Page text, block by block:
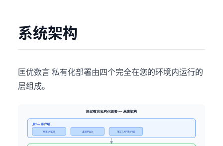
系统架构
匡优数言 私有化部署由四个完全在您的环境内运行的
层组成。
匡优数言私有化部署 — 系统架构
层1 — 客户端
网页浏览器 桌面PWA REST API客户端